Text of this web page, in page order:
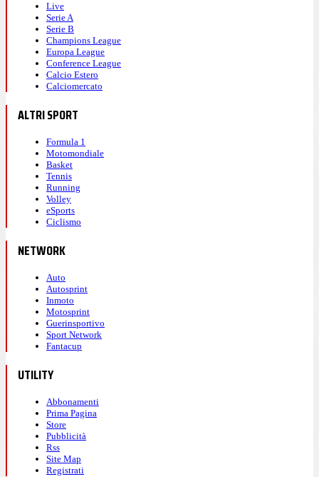
Live
Serie A
Serie B
Champions League
Europa League
Conference League
Calcio Estero
Calciomercato
ALTRI SPORT
Formula 1
Motomondiale
Basket
Tennis
Running
Volley
eSports
Ciclismo
NETWORK
Auto
Autosprint
Inmoto
Motosprint
Guerinsportivo
Sport Network
Fantacup
UTILITY
Abbonamenti
Prima Pagina
Store
Pubblicità
Rss
Site Map
Registrati